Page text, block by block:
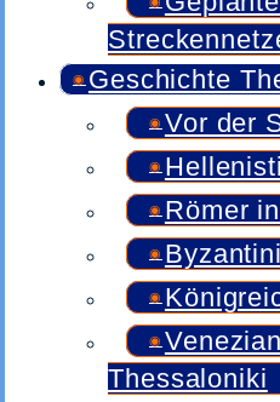
Geschichte
Vor der
Römer
Thessaloniki